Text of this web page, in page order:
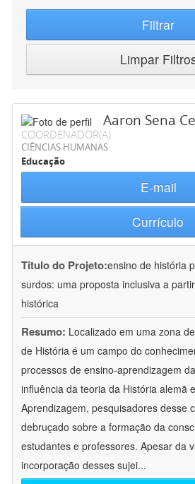
Filtrar
Limpar
Aaron Sena
COORDENADOR(A)
CIÊNCIAS HUMANAS
Educação
E-mail
Currículo
Título do Projeto:ensino de história
surdos: uma proposta inclusiva a
histórica
Resumo: Localizado em uma zona
de História é um campo do
processos de ensino-aprendizagem
influência da teoria da História alemã
Aprendizagem, pesquisadores desse
debruçado sobre a formação da
estudantes e professores. Apesar da
incorporação desses sujei...